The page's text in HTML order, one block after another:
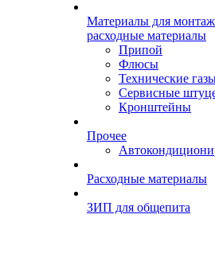
Материалы для
расходные материалы
Припой
Флюсы
Технические
Сервисные
Кронштейны
Прочее
Расходные материалы
ЗИП для общепита